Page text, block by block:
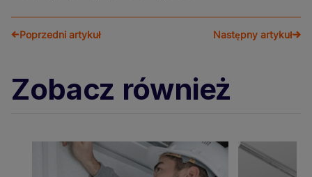
Poprzedni artykuł Następny artykuł
Zobacz również